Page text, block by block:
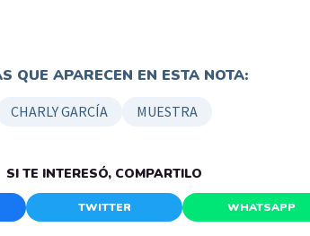
QUE APARECEN EN ESTA NOTA:
CHARLY GARCÍA MUESTRA
SI TE INTERESÓ, COMPARTILO
TWITTER WHATSAPP